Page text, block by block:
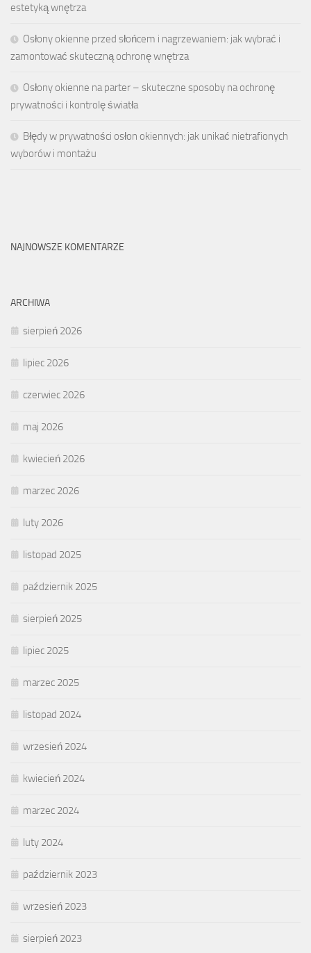
estetyką wnętrza
Osłony okienne przed słońcem i nagrzewaniem: jak wybrać i
zamontować skuteczną ochronę wnętrza
Osłony okienne na parter – skuteczne sposoby na ochronę
prywatności i kontrolę światła
Błędy w prywatności osłon okiennych: jak unikać nietrafionych
wyborów i montażu
NAJNOWSZE KOMENTARZE
ARCHIWA
sierpień 2026
lipiec 2026
czerwiec 2026
maj 2026
kwiecień 2026
marzec 2026
luty 2026
listopad 2025
październik 2025
sierpień 2025
lipiec 2025
marzec 2025
listopad 2024
wrzesień 2024
kwiecień 2024
marzec 2024
luty 2024
październik 2023
wrzesień 2023
sierpień 2023